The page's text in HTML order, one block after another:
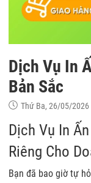
Dịch Vụ In
Bản Sắc
Thứ Ba, 26/05/2026
Dịch Vụ In
Riêng Cho
Bạn đã bao giờ tự